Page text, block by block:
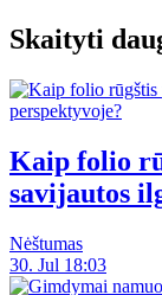
Skaityti
Kaip folio
savijautos
Nėštumas
30. Jul 18:03